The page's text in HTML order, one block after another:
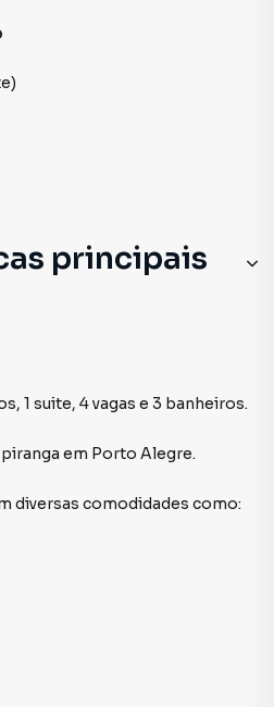
principais
1 suite, 4 vagas e 3 banheiros.
em Porto Alegre.
diversas comodidades como: